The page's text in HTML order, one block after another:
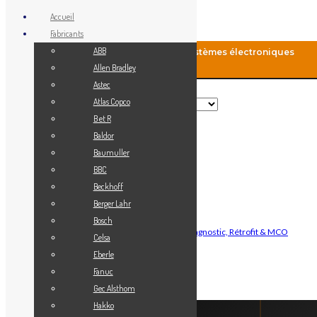
MCO-Automation: Fourniture de systèmes électroniques
industriels
Rechercher
Vendez votre matériel
Maintenance Automatisme Industriel — Diagnostic, Rétrofit & MCO
Accueil
Fabricants
ABB
Allen Bradley
Astec
Atlas Copco
B et R
Baldor
Baumuller
BBC
Beckhoff
Berger Lahr
Bosch
Celsa
Eberle
Fanuc
Gec Alsthom
Hakko